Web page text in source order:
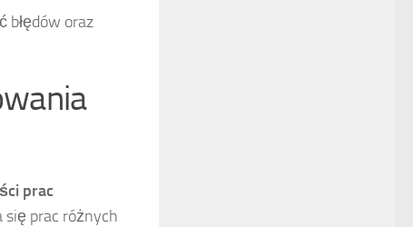
błędów oraz
prac
się prac różnych